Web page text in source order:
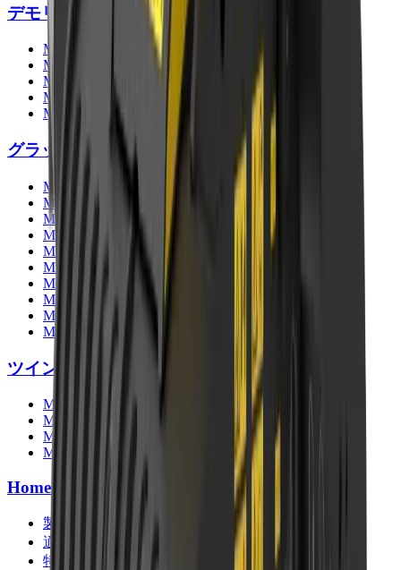
デモリッションクラッシャー
MB-P160
MB-P380
MB-PT650
MB-PT1150
MB-PT1650
グラップル
MB-G350
MB-G400
MB-G450
MB-G500
MB-G600
MB-G900
MB-G940
MB-G1000
MB-G1200
MB-G1500
ツインヘッダー
MB-R500
MB-R700
MB-R800
MB-R900
Home
製品
適用分野
特集記事